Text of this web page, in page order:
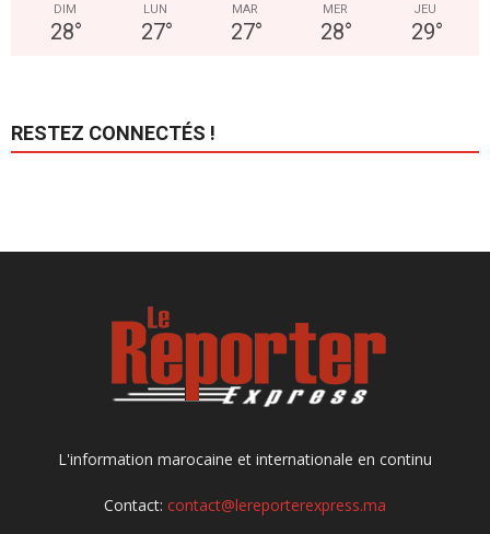
DIM
28°
LUN
27°
MAR
27°
MER
28°
JEU
29°
RESTEZ CONNECTÉS !
L'information marocaine et internationale en continu
Contact: contact@lereporterexpress.ma